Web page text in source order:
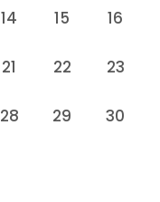
14 15 16
21 22 23
28 29 30